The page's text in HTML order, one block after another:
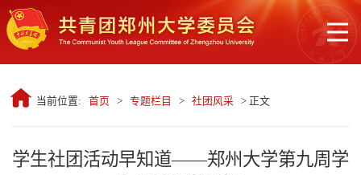
当前位置: 首页 > 专题栏目 > 社团风采 > 正文
学生社团活动早知道——郑州大学第九周学